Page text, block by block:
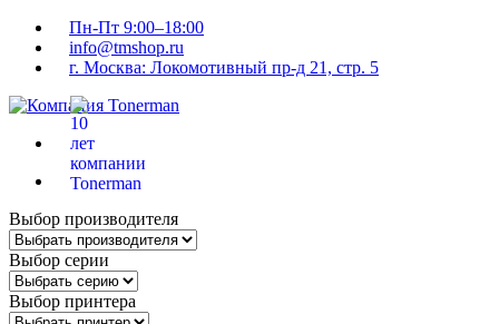
Пн-Пт 9:00–18:00
info@tmshop.ru
г. Москва: Локомотивный пр-д 21, стр. 5
Выбор производителя
Выбор серии
Выбор принтера